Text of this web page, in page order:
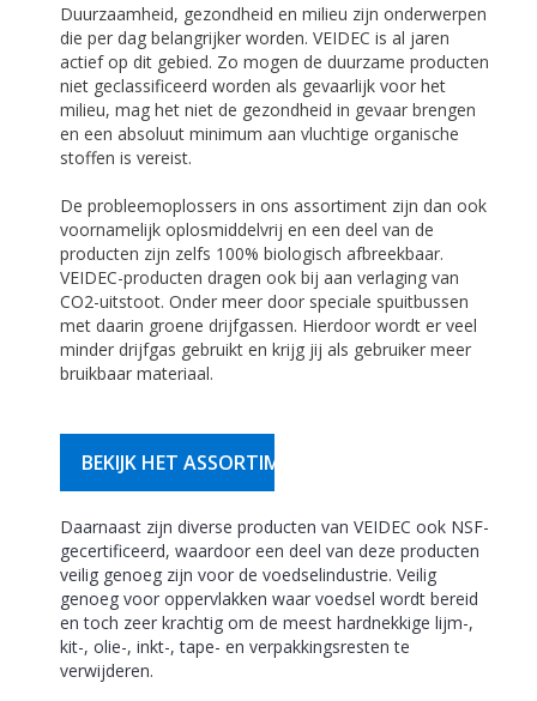
Duurzaamheid, gezondheid en milieu zijn onderwerpen
die per dag belangrijker worden. VEIDEC is al jaren
actief op dit gebied. Zo mogen de duurzame producten
niet geclassificeerd worden als gevaarlijk voor het
milieu, mag het niet de gezondheid in gevaar brengen
en een absoluut minimum aan vluchtige organische
stoffen is vereist.
De probleemoplossers in ons assortiment zijn dan ook
voornamelijk oplosmiddelvrij en een deel van de
producten zijn zelfs 100% biologisch afbreekbaar.
VEIDEC-producten dragen ook bij aan verlaging van
CO2-uitstoot. Onder meer door speciale spuitbussen
met daarin groene drijfgassen. Hierdoor wordt er veel
minder drijfgas gebruikt en krijg jij als gebruiker meer
bruikbaar materiaal.
BEKIJK HET ASSORTIMENT
Daarnaast zijn diverse producten van VEIDEC ook NSF-
gecertificeerd, waardoor een deel van deze producten
veilig genoeg zijn voor de voedselindustrie. Veilig
genoeg voor oppervlakken waar voedsel wordt bereid
en toch zeer krachtig om de meest hardnekkige lijm-,
kit-, olie-, inkt-, tape- en verpakkingsresten te
verwijderen.